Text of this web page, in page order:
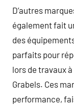
D’autres
également fait
des
parfaits pour
lors de travaux
Grabels. Ces
performance,